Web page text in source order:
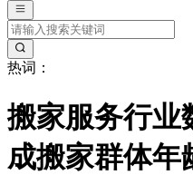
热词：
搬家服务行业
成搬家群体年